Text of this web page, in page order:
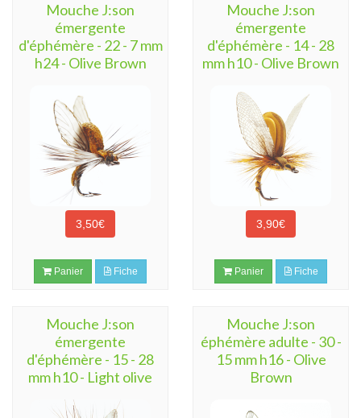
Mouche J:son
émergente
d'éphémère - 22 - 7 mm
h24 - Olive Brown
3,50€
Panier Fiche
Mouche J:son
émergente
d'éphémère - 14 - 28
mm h10 - Olive Brown
3,90€
Panier Fiche
Mouche J:son
émergente
d'éphémère - 15 - 28
mm h10 - Light olive
Mouche J:son
éphémère adulte - 30 -
15 mm h16 - Olive
Brown